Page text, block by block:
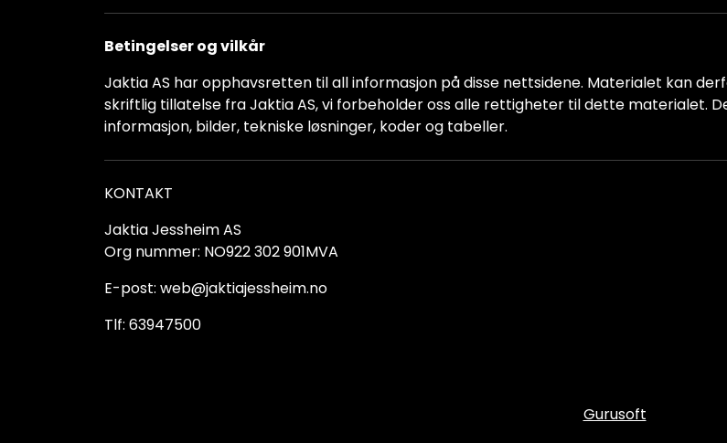
Betingelser og vilkår
Jaktia AS har opphavsretten til all informasjon på disse nettsidene. Materialet kan
skriftlig tillatelse fra Jaktia AS, vi forbeholder oss alle rettigheter til dette materialet.
informasjon, bilder, tekniske løsninger, koder og tabeller.
KONTAKT
Jaktia Jessheim AS
Org nummer: NO922 302 901MVA
E-post: web@jaktiajessheim.no
Tlf: 63947500
Gurusoft